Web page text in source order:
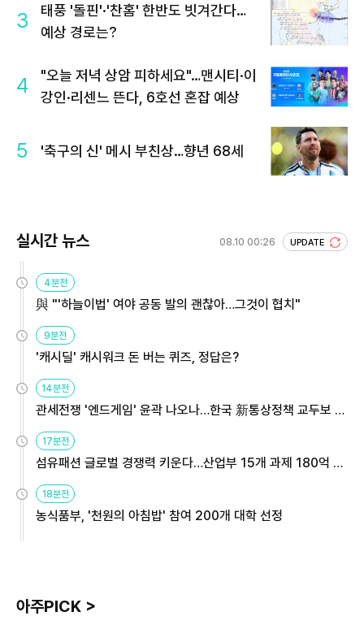
3
태풍 '돌핀'·'찬홈' 한반도 빗겨간다…
예상 경로는?
4
"오늘 저녁 상암 피하세요"…맨시티·이
강인·리센느 뜬다, 6호선 혼잡 예상
5 '축구의 신' 메시 부친상…향년 68세
실시간 뉴스 08.10 00:26 UPDATE
4분전
與 "'하늘이법' 여야 공동 발의 괜찮아…그것이 협치"
9분전
'캐시딜' 캐시워크 돈 버는 퀴즈, 정답은?
14분전
관세전쟁 '엔드게임' 윤곽 나오나…한국 新통상정책 교두보 활
17분전
섬유패션 글로벌 경쟁력 키운다…산업부 15개 과제 180억 지
18분전
농식품부, '천원의 아침밥' 참여 200개 대학 선정
아주PICK >